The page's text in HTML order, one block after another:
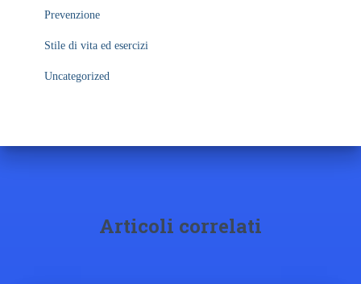
Prevenzione
Stile di vita ed esercizi
Uncategorized
Articoli correlati